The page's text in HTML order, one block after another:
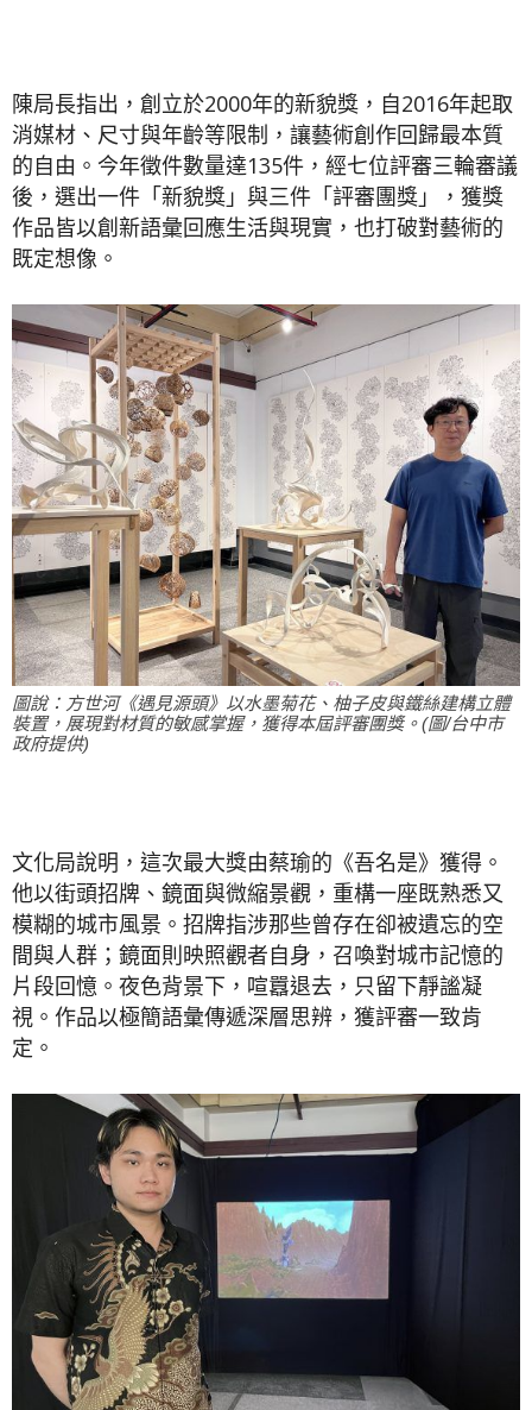
陳局長指出，創立於2000年的新貌獎，自2016年起取
消媒材、尺寸與年齡等限制，讓藝術創作回歸最本質
的自由。今年徵件數量達135件，經七位評審三輪審議
後，選出一件「新貌獎」與三件「評審團獎」，獲獎
作品皆以創新語彙回應生活與現實，也打破對藝術的
既定想像。
圖說：方世河《遇見源頭》以水墨菊花、柚子皮與鐵絲建構立體
裝置，展現對材質的敏感掌握，獲得本屆評審團獎。(圖/台中市
政府提供)
文化局說明，這次最大獎由蔡瑜的《吾名是》獲得。
他以街頭招牌、鏡面與微縮景觀，重構一座既熟悉又
模糊的城市風景。招牌指涉那些曾存在卻被遺忘的空
間與人群；鏡面則映照觀者自身，召喚對城市記憶的
片段回憶。夜色背景下，喧囂退去，只留下靜謐凝
視。作品以極簡語彙傳遞深層思辨，獲評審一致肯
定。